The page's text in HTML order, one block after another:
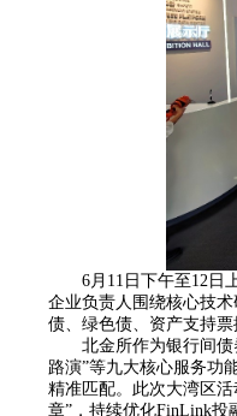
6月11日下午至12日
企业负责人围绕核心技
债、绿色债、资产支持
北金所作为银行间
路演”等九大核心服务功
精准匹配。此次大湾区
章”，持续优化FinLink投